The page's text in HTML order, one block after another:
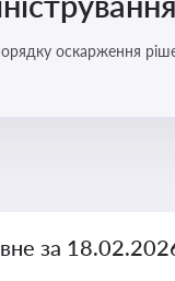
оскарження
за